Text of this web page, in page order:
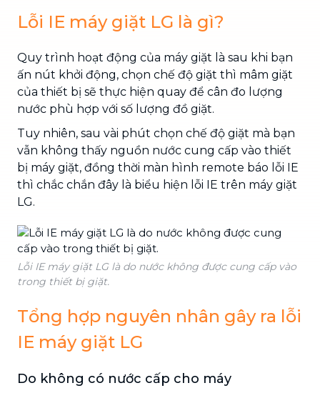
Lỗi IE máy giặt LG là gì?
Quy trình hoạt động của máy giặt là sau khi bạn
ấn nút khởi động, chọn chế độ giặt thì mâm giặt
của thiết bị sẽ thực hiện quay để cân đo lượng
nước phù hợp với số lượng đồ giặt.
Tuy nhiên, sau vài phút chọn chế độ giặt mà bạn
vẫn không thấy nguồn nước cung cấp vào thiết
bị máy giặt, đồng thời màn hình remote báo lỗi IE
thì chắc chắn đây là biểu hiện lỗi IE trên máy giặt
LG.
Lỗi IE máy giặt LG là do nước không được cung cấp vào
trong thiết bị giặt.
Tổng hợp nguyên nhân gây ra lỗi
IE máy giặt LG
Do không có nước cấp cho máy